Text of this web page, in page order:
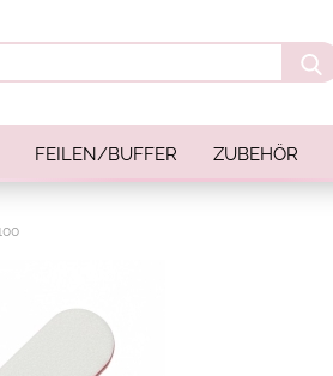
FEILEN/BUFFER ZUBEHÖR